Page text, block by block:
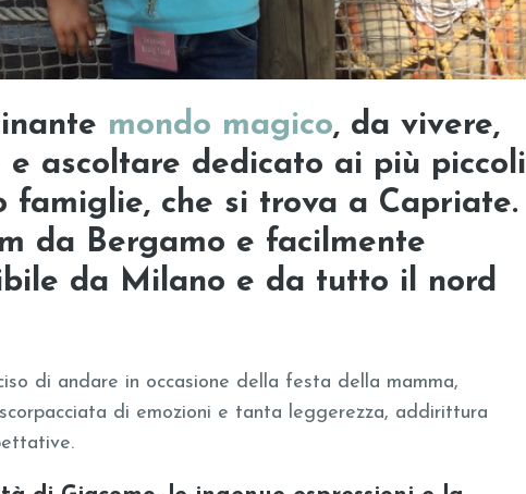
mondo magico, da vivere,
e ascoltare dedicato ai più piccoli
famiglie, che si trova a Capriate.
da Bergamo e facilmente
da Milano e da tutto il nord
di andare in occasione della festa della mamma,
di emozioni e tanta leggerezza, addirittura